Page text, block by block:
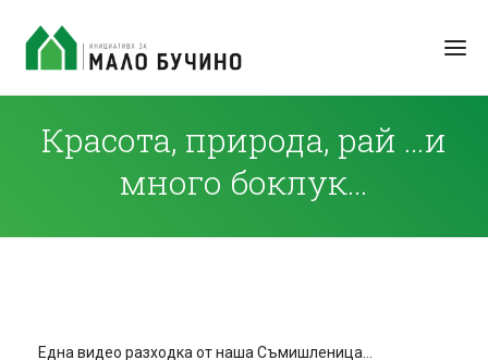
Красота, природа, рай …и
много боклук…
Една видео разходка от наша Съмишленица…